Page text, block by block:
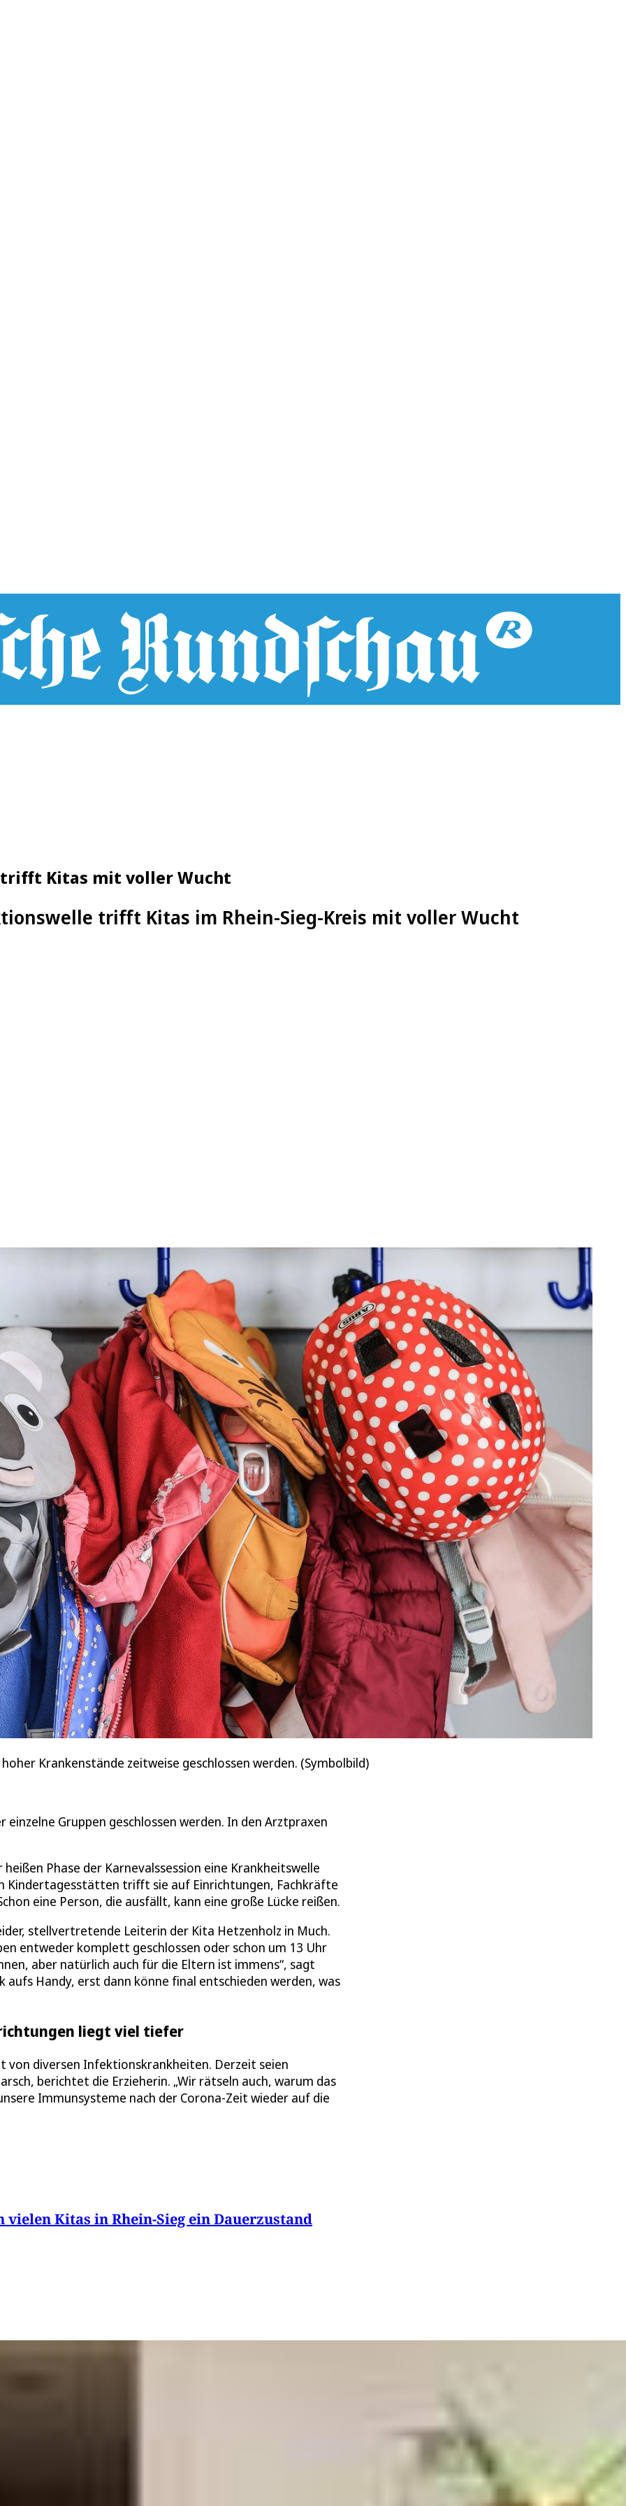
Kitas mit voller Wucht
trifft Kitas im Rhein-Sieg-Kreis mit voller Wucht
Krankenstände zeitweise geschlossen werden. (Symbolbild)
Gruppen geschlossen werden. In den Arztpraxen
Phase der Karnevalssession eine Krankheitswelle
Kindertagesstätten trifft sie auf Einrichtungen, Fachkräfte
eine Person, die ausfällt, kann eine große Lücke reißen.
stellvertretende Leiterin der Kita Hetzenholz in Much.
entweder komplett geschlossen oder schon um 13 Uhr
aber natürlich auch für die Eltern ist immens“, sagt
Handy, erst dann könne final entschieden werden, was
liegt viel tiefer
von diversen Infektionskrankheiten. Derzeit seien
berichtet die Erzieherin. „Wir rätseln auch, warum das
Immunsysteme nach der Corona-Zeit wieder auf die
Kitas in Rhein-Sieg ein Dauerzustand